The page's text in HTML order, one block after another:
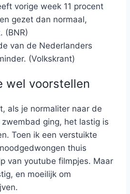
vorige week 11 procent
gezet dan normaal,
(BNR)
van de Nederlanders
(Volkskrant)
wel voorstellen
als je normaliter naar de
ging, het lastig is
Toen ik een verstuikte
thuis
van youtube filmpjes. Maar
en moeilijk om